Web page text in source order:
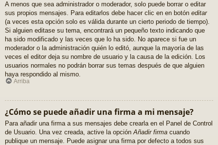
A menos que sea administrador o moderador, solo puede borrar o editar
sus propios mensajes. Para editarlos debe hacer clic en en botón editar
(a veces esta opción solo es válida durante un cierto periodo de tiempo).
Si alguien editase su tema, encontrará un pequeño texto indicando que
ha sido modificado y las veces que lo ha sido. No aparece si fue un
moderador o la administración quién lo editó, aunque la mayoría de las
veces el editor deja su nombre de usuario y la causa de la edición. Los
usuarios normales no podrán borrar sus temas después de que alguien
haya respondido al mismo.
Arriba
¿Cómo se puede añadir una firma a mi mensaje?
Para añadir una firma a sus mensajes debe crearla en el Panel de Control
de Usuario. Una vez creada, active la opción Añadir firma cuando
publique un mensaje. Puede asignar una firma por defecto a todos sus